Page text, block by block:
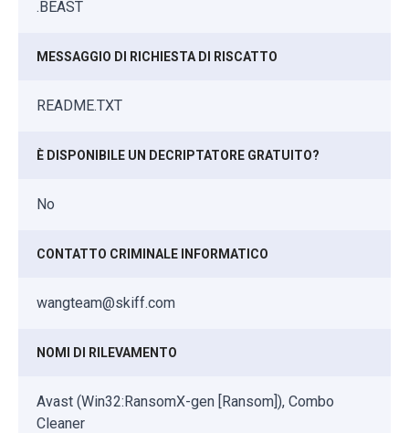
.BEAST
MESSAGGIO DI RICHIESTA DI RISCATTO
README.TXT
È DISPONIBILE UN DECRIPTATORE GRATUITO?
No
CONTATTO CRIMINALE INFORMATICO
wangteam@skiff.com
NOMI DI RILEVAMENTO
Avast (Win32:RansomX-gen [Ransom]), Combo
Cleaner